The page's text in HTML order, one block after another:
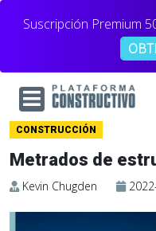
Suscripción Premium
CONSTRUCCIÓN
Metrados de
Kevin Chugden